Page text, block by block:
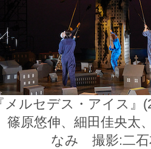
メルセデス・アイス
篠原悠伸、細田佳央太
なみ 撮影:二石